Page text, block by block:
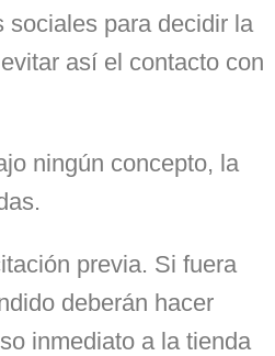
sociales para decidir la
así el contacto con
ningún concepto, la
previa. Si fuera
deberán hacer
inmediato a la tienda